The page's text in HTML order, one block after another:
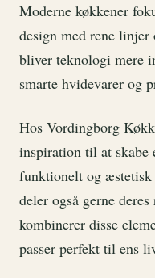
Moderne køkkener
design med rene linjer
bliver teknologi mere
smarte hvidevarer og
Hos Vordingborg
inspiration til at skabe
funktionelt og æstetisk
deler også gerne
kombinerer disse
passer perfekt til ens